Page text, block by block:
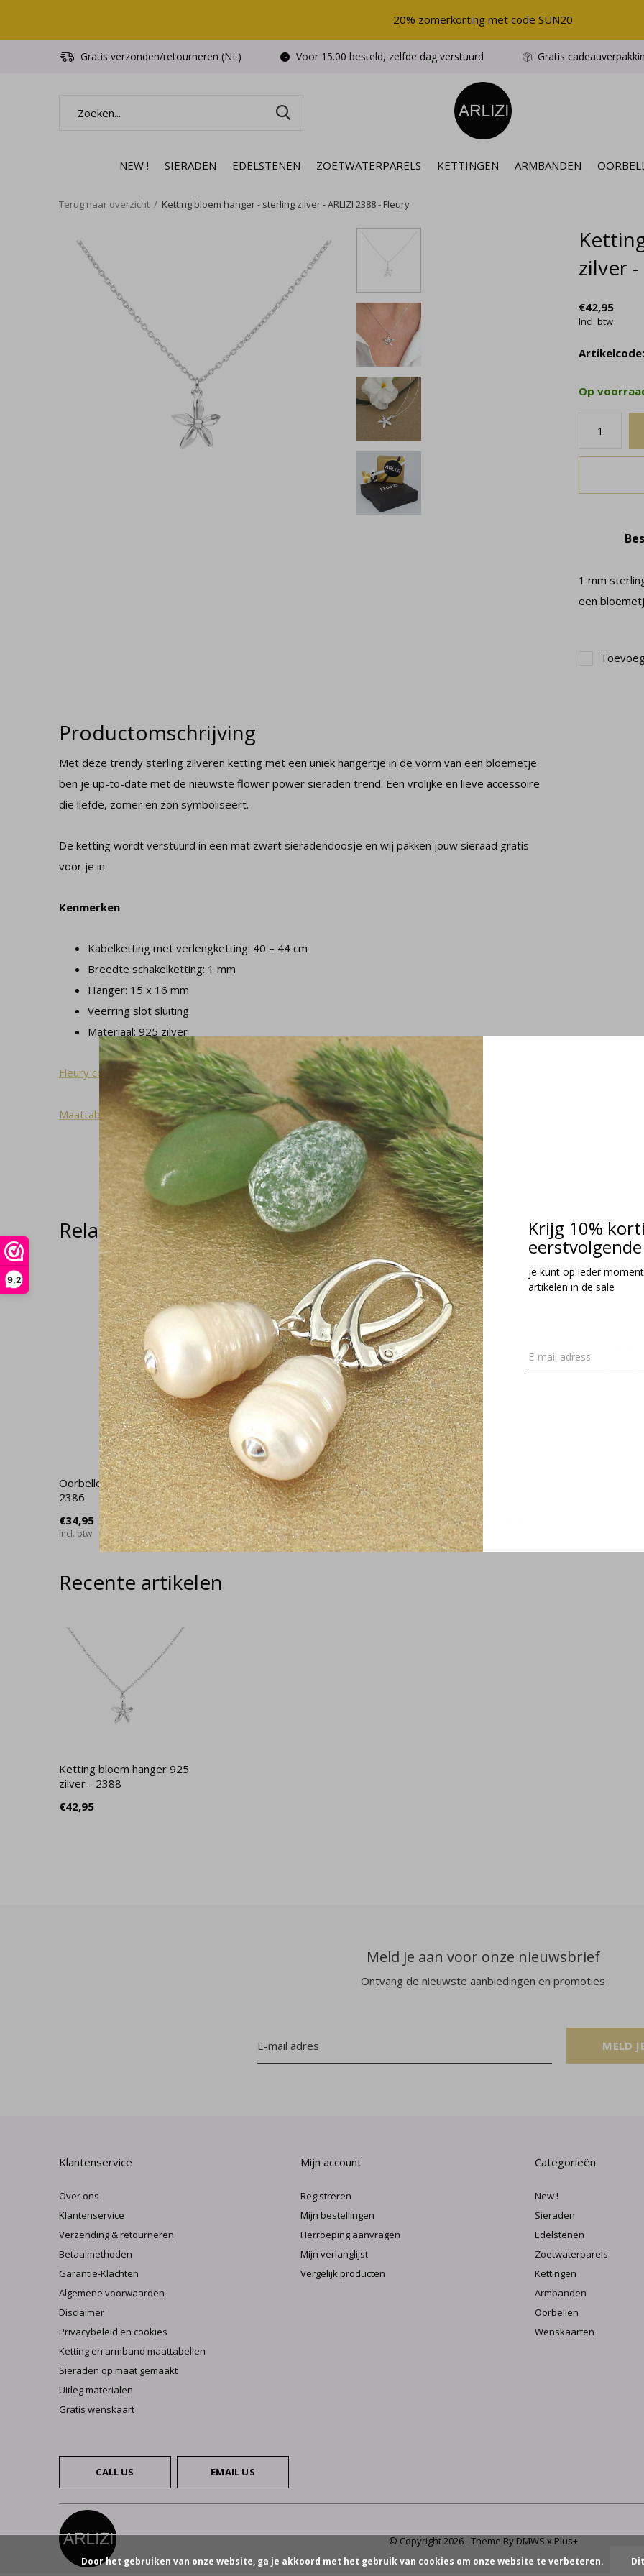
9,2
Krijg 10%
je kunt op ieder
artikelen in de sale
NEW ! SIERADEN EDELSTENEN ZOETWATERPARELS KETTINGEN ARMBANDEN
Gratis verzonden/retourneren (NL) Voor 15.00 besteld, zelfde dag verstuurd Gratis
20% zomerkorting met code SUN20
Terug naar overzicht Ketting bloem hanger - sterling zilver - ARLIZI 2388 - Fleury
zilver
€42,95
Incl. btw
Artikelcode:
Op
1 mm
een
Productomschrijving
Met deze trendy sterling zilveren ketting met een uniek hangertje in de vorm van een bloemetje
ben je up-to-date met de nieuwste flower power sieraden trend. Een vrolijke en lieve accessoire
die liefde, zomer en zon symboliseert.
De ketting wordt verstuurd in een mat zwart sieradendoosje en wij pakken jouw sieraad gratis
voor je in.
Kenmerken
Kabelketting met verlengketting: 40 – 44 cm
Breedte schakelketting: 1 mm
Hanger: 15 x 16 mm
Veerring slot sluiting
Materiaal: 925 zilver
Fleury collectie
Maattabel
Related articles
Oorbellen bloem hanger sterling zilver -
2386
€34,95
Incl. btw
Ketting zonnebloem hanger sterling
zilver - 2217
€42,95
Incl. btw
Recente artikelen
Ketting bloem hanger 925
zilver - 2388
€42,95
Meld je aan voor onze nieuwsbrief
Ontvang de nieuwste aanbiedingen en promoties
MELD
Klantenservice
Over ons
Klantenservice
Verzending & retourneren
Betaalmethoden
Garantie-Klachten
Algemene voorwaarden
Disclaimer
Privacybeleid en cookies
Ketting en armband maattabellen
Sieraden op maat gemaakt
Uitleg materialen
Gratis wenskaart
Mijn account
Registreren
Mijn bestellingen
Herroeping aanvragen
Mijn verlanglijst
Vergelijk producten
Categorieën
New !
Sieraden
Edelstenen
Zoetwaterparels
Kettingen
Armbanden
Oorbellen
Wenskaarten
CALL US EMAIL US
© Copyright2026- Theme By DMWS x Plus+
Door het gebruiken van onze website, ga je akkoord met het gebruik van cookies om onze website te verbeteren.